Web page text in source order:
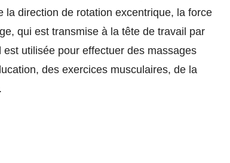
direction de rotation excentrique, la force
qui est transmise à la tête de travail par
utilisée pour effectuer des massages
des exercices musculaires, de la